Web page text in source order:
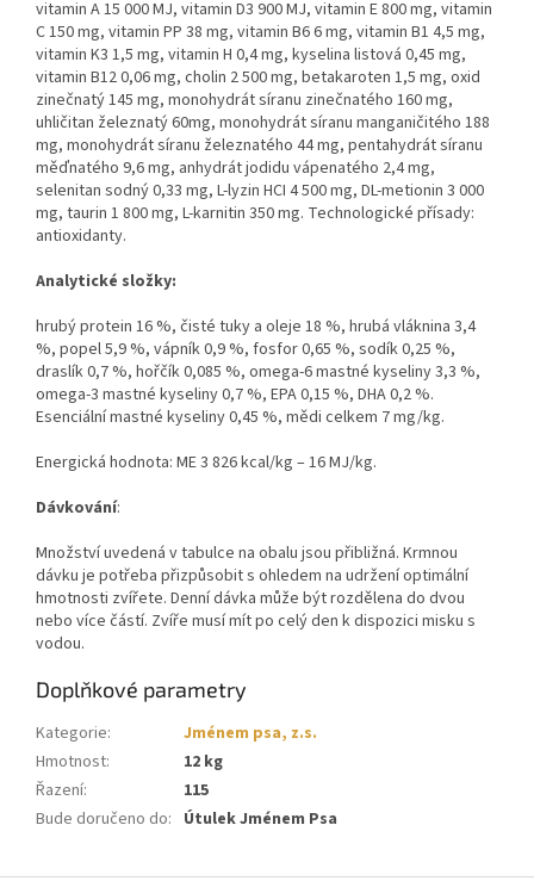
vitamin A 15 000 MJ, vitamin D3 900 MJ, vitamin E 800 mg, vitamin
C 150 mg, vitamin PP 38 mg, vitamin B6 6 mg, vitamin B1 4,5 mg,
vitamin K3 1,5 mg, vitamin H 0,4 mg, kyselina listová 0,45 mg,
vitamin B12 0,06 mg, cholin 2 500 mg, betakaroten 1,5 mg, oxid
zinečnatý 145 mg, monohydrát síranu zinečnatého 160 mg,
uhličitan železnatý 60mg, monohydrát síranu manganičitého 188
mg, monohydrát síranu železnatého 44 mg, pentahydrát síranu
měďnatého 9,6 mg, anhydrát jodidu vápenatého 2,4 mg,
selenitan sodný 0,33 mg, L-lyzin HCI 4 500 mg, DL-metionin 3 000
mg, taurin 1 800 mg, L-karnitin 350 mg. Technologické přísady:
antioxidanty.
Analytické složky:
hrubý protein 16 %, čisté tuky a oleje 18 %, hrubá vláknina 3,4
%, popel 5,9 %, vápník 0,9 %, fosfor 0,65 %, sodík 0,25 %,
draslík 0,7 %, hořčík 0,085 %, omega-6 mastné kyseliny 3,3 %,
omega-3 mastné kyseliny 0,7 %, EPA 0,15 %, DHA 0,2 %.
Esenciální mastné kyseliny 0,45 %, mědi celkem 7 mg/kg.
Energická hodnota: ME 3 826 kcal/kg – 16 MJ/kg.
Dávkování:
Množství uvedená v tabulce na obalu jsou přibližná. Krmnou
dávku je potřeba přizpůsobit s ohledem na udržení optimální
hmotnosti zvířete. Denní dávka může být rozdělena do dvou
nebo více částí. Zvíře musí mít po celý den k dispozici misku s
vodou.
Doplňkové parametry
Kategorie:
Jménem psa, z.s.
Hmotnost:
12 kg
Řazení:
115
Bude doručeno do: Útulek Jménem Psa